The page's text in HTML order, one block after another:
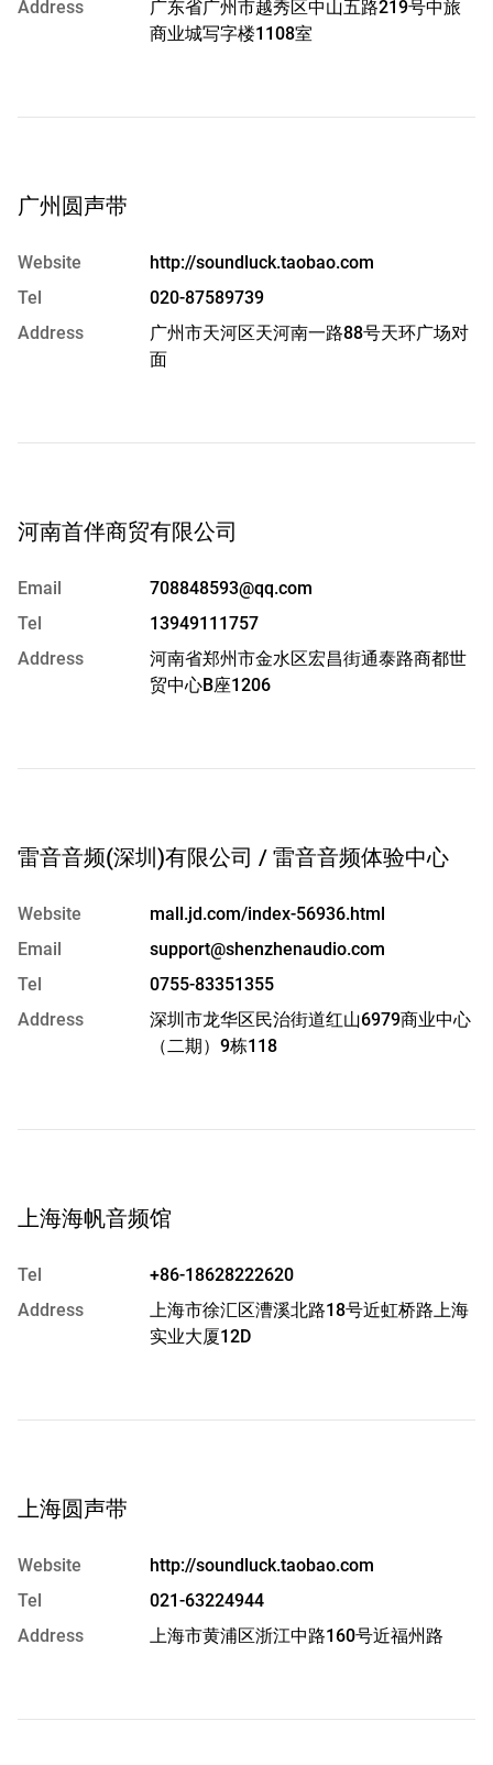
Address
广东省广州市越秀区中山五路219号中旅
商业城写字楼1108室
广州圆声带
Website
http://soundluck.taobao.com
Tel
020-87589739
Address
广州市天河区天河南一路88号天环广场对
面
河南首伴商贸有限公司
Email
708848593@qq.com
Tel
13949111757
Address
河南省郑州市金水区宏昌街通泰路商都世
贸中心B座1206
雷音音频(深圳)有限公司 / 雷音音频体验中心
Website
mall.jd.com/index-56936.html
Email
support@shenzhenaudio.com
Tel
0755-83351355
Address
深圳市龙华区民治街道红山6979商业中心
（二期）9栋118
上海海帆音频馆
Tel
+86-18628222620
Address
上海市徐汇区漕溪北路18号近虹桥路上海
实业大厦12D
上海圆声带
Website
http://soundluck.taobao.com
Tel
021-63224944
Address
上海市黄浦区浙江中路160号近福州路